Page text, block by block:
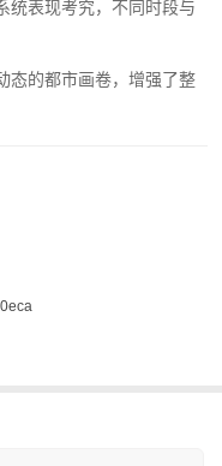
统表现考究，不同时段与
态的都市画卷，增强了整